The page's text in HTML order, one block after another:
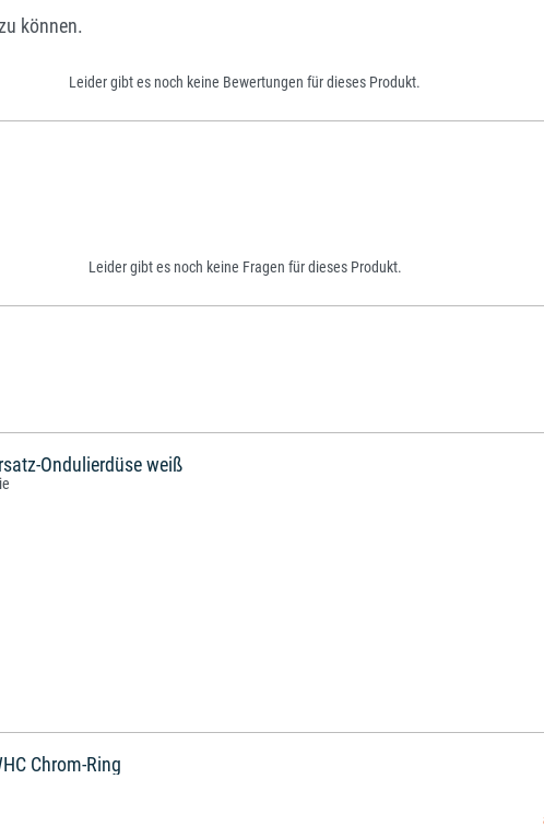
können.
Leider gibt es noch keine Bewertungen für dieses Produkt.
Leider gibt es noch keine Fragen für dieses Produkt.
Ondulierdüse weiß
Chrom-Ring